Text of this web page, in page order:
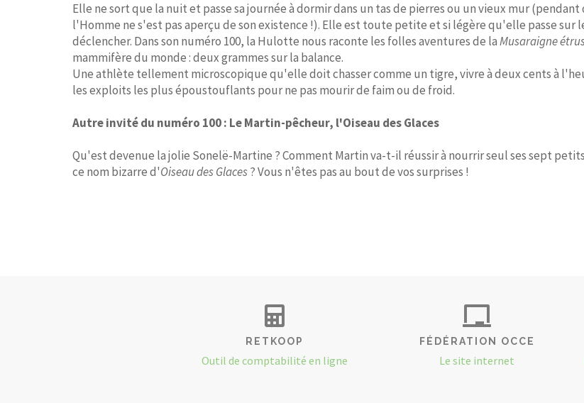
Elle ne sort que la nuit et passe sa journée à dormir dans un tas de pierres ou un vieux mur (pendant
l'Homme ne s'est pas aperçu de son existence !). Elle est toute petite et si légère qu'elle passe sur
déclencher. Dans son numéro 100, la Hulotte nous raconte les folles aventures de laMusaraigne
mammifère du monde : deux grammes sur la balance.
Une athlète tellement microscopique qu'elle doit chasser comme un tigre, vivre à deux cents à
les exploits les plus époustouflants pour ne pas mourir de faim ou de froid.
Autre invité du numéro 100 : Le Martin-pêcheur, l'Oiseau des Glaces
Qu'est devenue la jolie Sonelë-Martine ? Comment Martin va-t-il réussir à nourrir seul ses sept
ce nom bizarre d'Oiseau des Glaces? Vous n'êtes pas au bout de vos surprises !
RETKOOP
Outil de comptabilité en ligne
FÉDÉRATION OCCE
Le site internet